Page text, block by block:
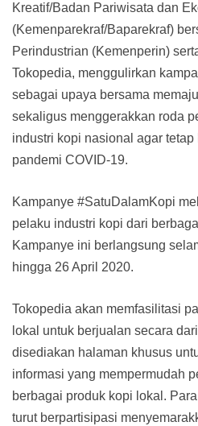
Kreatif/Badan Pariwisata dan
(Kemenparekraf/Baparekraf)
Perindustrian (Kemenperin)
Tokopedia, menggulirkan
sebagai upaya bersama
sekaligus menggerakkan roda
industri kopi nasional agar
pandemi COVID-19.
Kampanye #SatuDalamKopi
pelaku industri kopi dari
Kampanye ini berlangsung
hingga 26 April 2020.
Tokopedia akan memfasilitasi
lokal untuk berjualan secara
disediakan halaman khusus
informasi yang mempermudah
berbagai produk kopi lokal.
turut berpartisipasi